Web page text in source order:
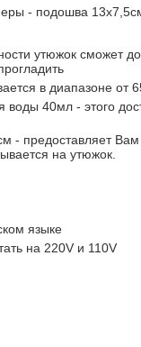
- подошва
утюжок сможет
в диапазоне от
воды 40мл - этого
- предоставляет Вам
на утюжок.
языке
на 220V и 110V